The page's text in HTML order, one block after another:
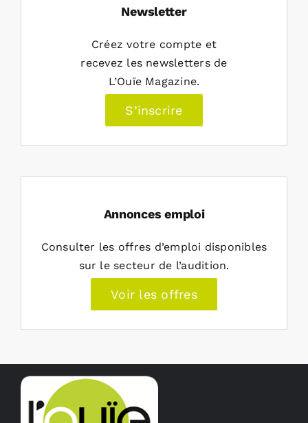
Newsletter
Créez votre compte et
recevez les newsletters de
L’Ouïe Magazine.
S’inscrire
Annonces emploi
Consulter les offres d’emploi disponibles
sur le secteur de l’audition.
Voir les offres